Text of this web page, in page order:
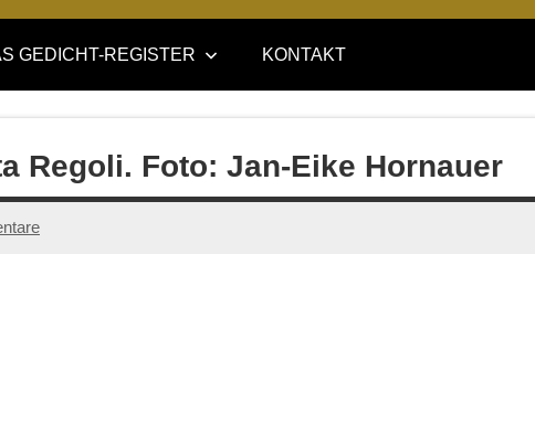
GEDICHT-REGISTER KONTAKT
Regoli. Foto: Jan-Eike Hornauer